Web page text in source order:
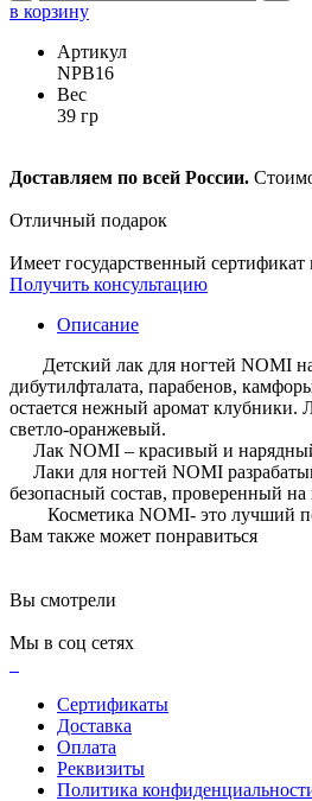
в корзину
Артикул
NPB16
Вес
39 гр
Доставляем по всей России.
Отличный подарок
Имеет государственный сертификат
Получить консультацию
Описание
Детский лак для ногтей NOMI на
дибутилфталата, парабенов,
остается нежный аромат клубники.
светло-оранжевый.
Лак NOMI – красивый и нарядный
Лаки для ногтей NOMI
безопасный состав, проверенный
Косметика NOMI- это лучший
Вам также может понравиться
Вы смотрели
Мы в соц сетях
Сертификаты
Доставка
Оплата
Реквизиты
Политика